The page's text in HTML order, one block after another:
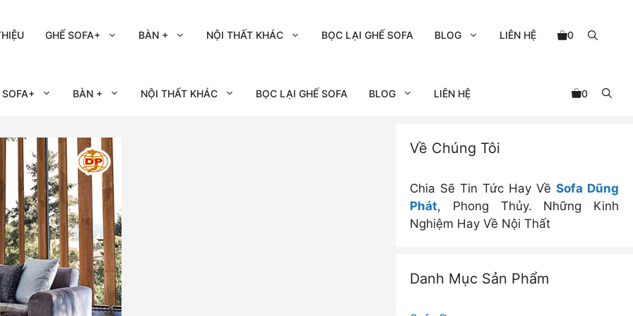
GHẾ SOFA+ BÀN + NỘI THẤT KHÁC BỌC LẠI GHẾ SOFA BLOG LIÊN HỆ 0
SOFA+ BÀN + NỘI THẤT KHÁC BỌC LẠI GHẾ SOFA BLOG LIÊN HỆ 0
Về Chúng Tôi
Chia Sẽ Tin Tức Hay Về Sofa Dũng
Phát, Phong Thủy. Những Kinh
Nghiệm Hay Về Nội Thất
Danh Mục Sản Phẩm